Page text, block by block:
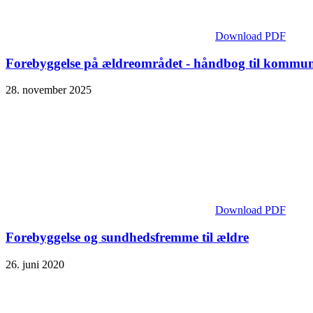
Download PDF
Forebyggelse på ældreområdet - håndbog til
28. november 2025
Download PDF
Forebyggelse og sundhedsfremme til ældre
26. juni 2020